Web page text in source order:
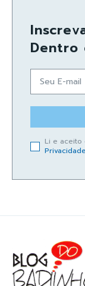
Dentro
Li e aceito
Privacidade